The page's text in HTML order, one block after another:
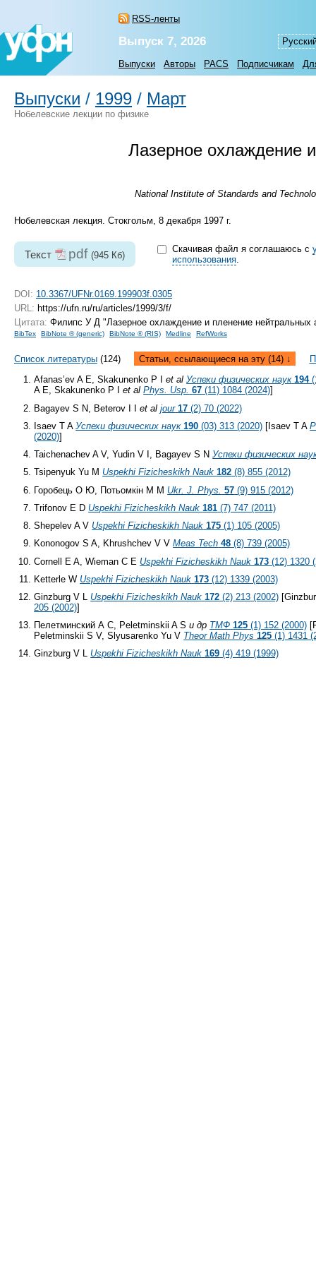
RSS-ленты
Выпуск 7, 2026
Выпуски Авторы PACS Подписчикам
Выпуски / 1999 / Март
Нобелевские лекции по физике
Лазерное охлаждение
National Institute of Standards and
Нобелевская лекция. Стокгольм, 8 декабря 1997 г.
Текст pdf (945 Кб)
Скачивая файл я соглашаюсь с
использования.
DOI: 10.3367/UFNr.0169.199903f.0305
URL: https://ufn.ru/ru/articles/1999/3/f/
Цитата: Филипс У Д "Лазерное охлаждение и пленение нейтральных
BibTex BibNote ® (generic) BibNote ® (RIS) Medline RefWorks
Список литературы (124) Статьи, ссылающиеся на эту (14) ↓
Afanas’ev A E, Skakunenko P Iet al Успехи физических наук 194
A E, Skakunenko P Iet al Phys. Usp. 67 (11) 1084 (2024)]
Bagayev S N, Beterov I Iet al jour 17 (2) 70 (2022)
Isaev T AУспехи физических наук 190 (03) 313 (2020) [Isaev T A
(2020)]
Taichenachev A V, Yudin V I, Bagayev S NУспехи физических
Tsipenyuk Yu M Uspekhi Fizicheskikh Nauk 182 (8) 855 (2012)
Горобець О Ю, Потьомкін М М Ukr. J. Phys. 57 (9) 915 (2012)
Trifonov E D Uspekhi Fizicheskikh Nauk 181 (7) 747 (2011)
Shepelev A V Uspekhi Fizicheskikh Nauk 175 (1) 105 (2005)
Kononogov S A, Khrushchev V VMeas Tech 48 (8) 739 (2005)
Cornell E A, Wieman C E Uspekhi Fizicheskikh Nauk 173 (12) 1320
Ketterle W Uspekhi Fizicheskikh Nauk 173 (12) 1339 (2003)
Ginzburg V L Uspekhi Fizicheskikh Nauk 172 (2) 213 (2002)
205 (2002)]
Пелетминский А С, Peletminskii A Sи др ТМФ 125 (1) 152 (2000)
Peletminskii S V, Slyusarenko Yu V Theor Math Phys 125 (1) 1431
Ginzburg V L Uspekhi Fizicheskikh Nauk 169 (4) 419 (1999)